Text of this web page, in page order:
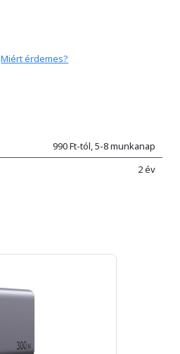
Miért érdemes?
990 Ft-tól, 5-8 munkanap
2 év